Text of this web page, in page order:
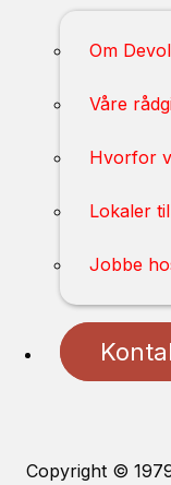
Om
Våre
Hvorfor
Lokaler
Jobbe
Copyright ©